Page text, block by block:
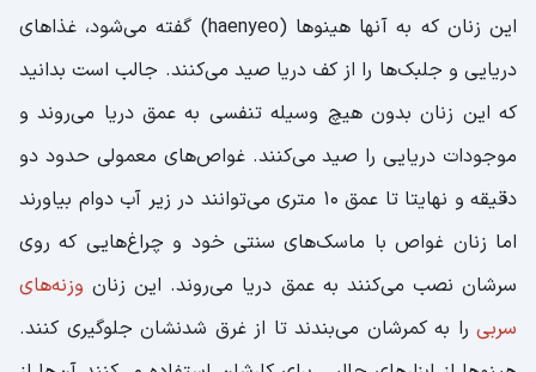
این زنان که به آنها هینوها (haenyeo) گفته می‌شود، غذاهای
دریایی و جلبک‌ها را از کف دریا صید می‌کنند. جالب است بدانید
که این زنان بدون هیچ وسیله تنفسی به عمق دریا می‌روند و
موجودات دریایی را صید می‌کنند. غواص‌های معمولی حدود دو
دقیقه و نهایتا تا عمق 10 متری می‌توانند در زیر آب دوام بیاورند
اما زنان غواص با ماسک‌های سنتی خود و چراغ‌هایی که روی
سرشان نصب می‌کنند به عمق دریا می‌روند. این زنانوزنه‌های
سربی را به کمرشان می‌بندند تا از غرق شدنشان جلوگیری کنند.